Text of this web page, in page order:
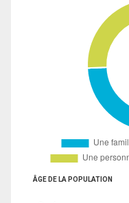
ÂGE DE LA POPULATION